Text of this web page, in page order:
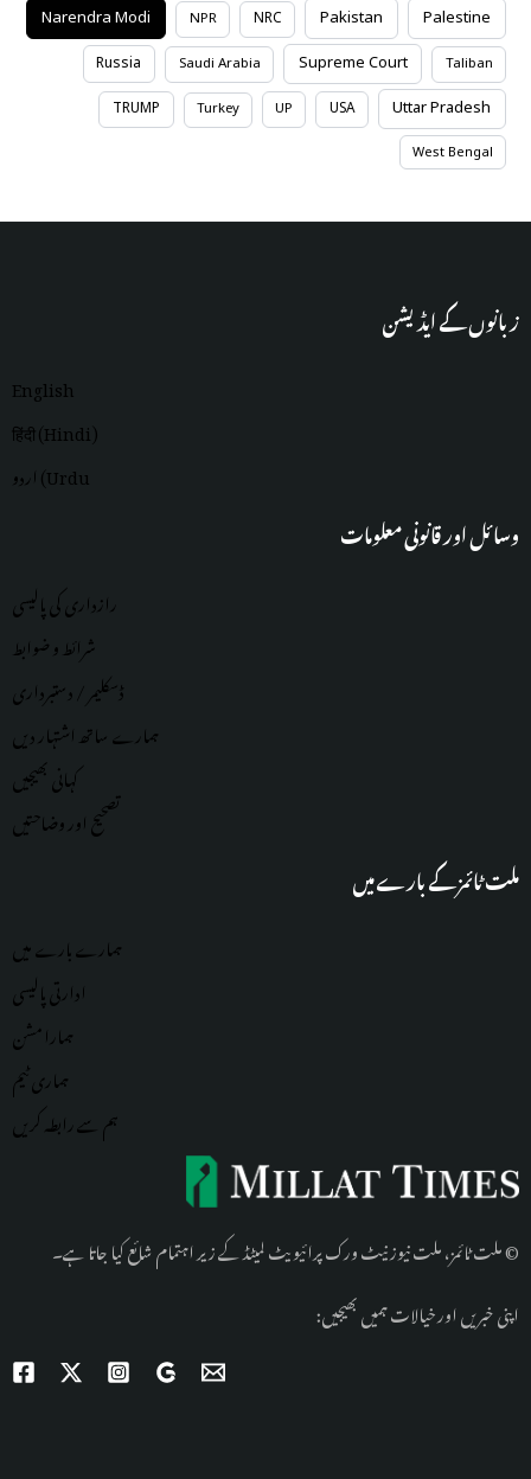
Narendra Modi NPR NRC Pakistan Palestine
Russia Saudi Arabia Supreme Court Taliban
TRUMP Turkey UP USA Uttar Pradesh
West Bengal
زبانوں کے ایڈیشن
English
हिंदी (Hindi)
اردو (Urdu
وسائل اور قانونی معلومات
رازداری کی پالیسی
شرائط و ضوابط
ڈسکلیمر / دستبرداری
ہمارے ساتھ اشتہار دیں
کہانی بھیجیں
تصحیح اور وضاحتیں
ملت ٹائمز کے بارے میں
ہمارے بارے میں
ادارتی پالیسی
ہمارا مشن
ہماریٹیم
ہم سے رابطہ کریں
© ملت ٹائمز، ملت نیوز نیٹ ورک پرائیویٹ لمیٹڈ کے زیر اہتمام شائع کیا جاتا ہے۔
اپنی خبریں اور خیالات ہمیں بھیجیں: